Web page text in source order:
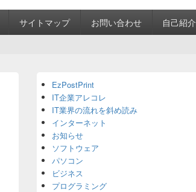
サイトマップ お問い合わせ 自己紹介
Sidebar
Widget
Area
EzPostPrint
IT企業アレコレ
IT業界の流れを斜め読み
インターネット
お知らせ
ソフトウェア
パソコン
ビジネス
プログラミング